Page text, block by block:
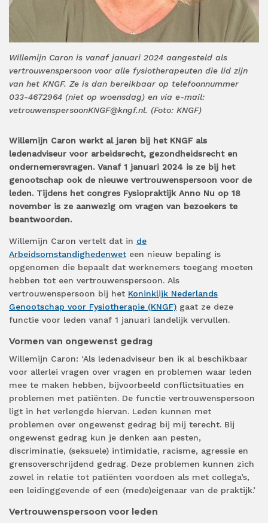
Willemijn Caron is vanaf januari 2024 aangesteld als
vertrouwenspersoon voor alle fysiotherapeuten die lid zijn
van het KNGF. Ze is dan bereikbaar op telefoonnummer
033-4672964 (niet op woensdag) en via e-mail:
vetrouwenspersoonKNGF@kngf.nl. (Foto: KNGF)
Willemijn Caron werkt al jaren bij het KNGF als
ledenadviseur voor arbeidsrecht, gezondheidsrecht en
ondernemersvragen. Vanaf 1 januari 2024 is ze bij het
genootschap ook de nieuwe vertrouwenspersoon voor de
leden. Tijdens het congres Fysiopraktijk Anno Nu op 18
november is ze aanwezig om vragen van bezoekers te
beantwoorden.
Willemijn Caron vertelt dat in de
Arbeidsomstandighedenwet een nieuw bepaling is
opgenomen die bepaalt dat werknemers toegang moeten
hebben tot een vertrouwenspersoon. Als
vertrouwenspersoon bij het Koninklijk Nederlands
Genootschap voor Fysiotherapie (KNGF) gaat ze deze
functie voor leden vanaf 1 januari landelijk vervullen.
Vormen van ongewenst gedrag
Willemijn Caron: ‘Als ledenadviseur ben ik al beschikbaar
voor allerlei vragen over vragen en problemen waar leden
mee te maken hebben, bijvoorbeeld conflictsituaties en
problemen met patiënten. De functie vertrouwenspersoon
ligt in het verlengde hiervan. Leden kunnen met
problemen over ongewenst gedrag bij mij terecht. Bij
ongewenst gedrag kun je denken aan pesten,
discriminatie, (seksuele) intimidatie, racisme, agressie en
grensoverschrijdend gedrag. Deze problemen kunnen zich
zowel in relatie tot patiënten voordoen als met collega’s,
een leidinggevende of een (mede)eigenaar van de praktijk.’
Vertrouwenspersoon voor leden